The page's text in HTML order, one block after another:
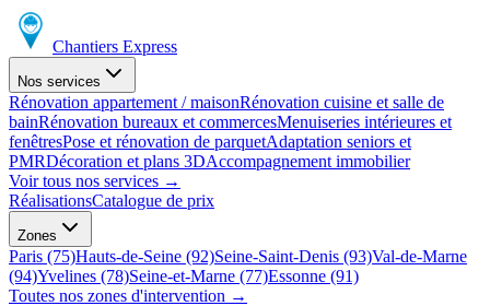
Chantiers Express
Nos services
Rénovation appartement / maisonRénovation cuisine et salle de
bainRénovation bureaux et commercesMenuiseries intérieures et
fenêtresPose et rénovation de parquetAdaptation seniors et
PMRDécoration et plans 3DAccompagnement immobilier
Voir tous nos services →
RéalisationsCatalogue de prix
Zones
Paris (75)Hauts-de-Seine (92)Seine-Saint-Denis (93)Val-de-Marne
(94)Yvelines (78)Seine-et-Marne (77)Essonne (91)
Toutes nos zones d'intervention →